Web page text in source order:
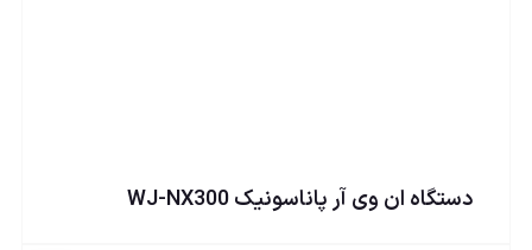
دستگاه ان وی آر پاناسونيک WJ-NX300